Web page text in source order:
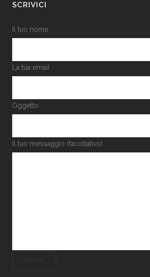
SCRIVICI
Il tuo nome
La tua email
Oggetto
Il tuo messaggio (facoltativo)